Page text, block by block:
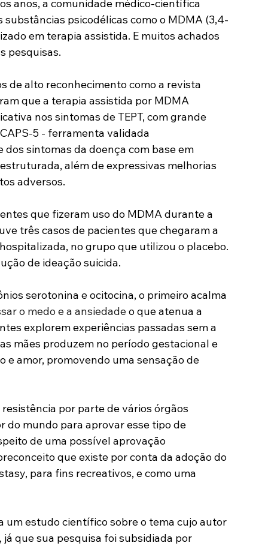
anos, a comunidade médico-científica
psicodélicas como o MDMA (3,4-
em terapia assistida. E muitos achados
pesquisas.
de alto reconhecimento como a revista
que a terapia assistida por MDMA
nos sintomas de TEPT, com grande
5 - ferramenta validada
sintomas da doença com base em
além de expressivas melhorias
adversos.
que fizeram uso do MDMA durante a
três casos de pacientes que chegaram a
no grupo que utilizou o placebo.
de ideação suicida.
serotonina e ocitocina, o primeiro acalma
o medo e a ansiedade o que atenua a
explorem experiências passadas sem a
mães produzem no período gestacional e
e amor, promovendo uma sensação de
por parte de vários órgãos
do mundo para aprovar esse tipo de
de uma possível aprovação
que existe por conta da adoção do
para fins recreativos, e como uma
um estudo científico sobre o tema cujo autor
que sua pesquisa foi subsidiada por